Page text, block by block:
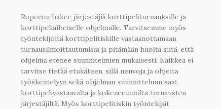
Ropecon hakee järjestäjiä korttipeliturnauksille ja
korttipeliaiheiselle ohjelmalle. Tarvitsemme myös
työntekijöitä korttipelitiskille vastaanottamaan
turnausilmoittautumisia ja pitämään huolta siitä, että
ohjelma etenee suunnitelmien mukaisesti. Kaikkea ei
tarvitse tietää etukäteen, sillä neuvoja ja ohjeita
työskentelyyn sekä ohjelman suunnitteluun saat
korttipelivastaavalta ja kokeneemmilta turnausten
järjestäjiltä. Myös korttipelitiskin työntekijät